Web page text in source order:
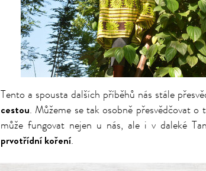
Tento a spousta dalších příběhů nás stále
cestou. Můžeme se tak osobně přesvědčovat
může fungovat nejen u nás, ale i v daleké
prvotřídní koření.